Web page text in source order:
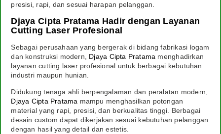
presisi, rapi, dan sesuai harapan pelanggan.
Djaya Cipta Pratama Hadir dengan Layanan
Cutting Laser Profesional
Sebagai perusahaan yang bergerak di bidang fabrikasi logam
dan konstruksi modern, Djaya Cipta Pratama menghadirkan
layanan cutting laser profesional untuk berbagai kebutuhan
industri maupun hunian.
Didukung tenaga ahli berpengalaman dan peralatan modern,
Djaya Cipta Pratama mampu menghasilkan potongan
material yang rapi, presisi, dan berkualitas tinggi. Berbagai
desain custom dapat dikerjakan sesuai kebutuhan pelanggan
dengan hasil yang detail dan estetis.